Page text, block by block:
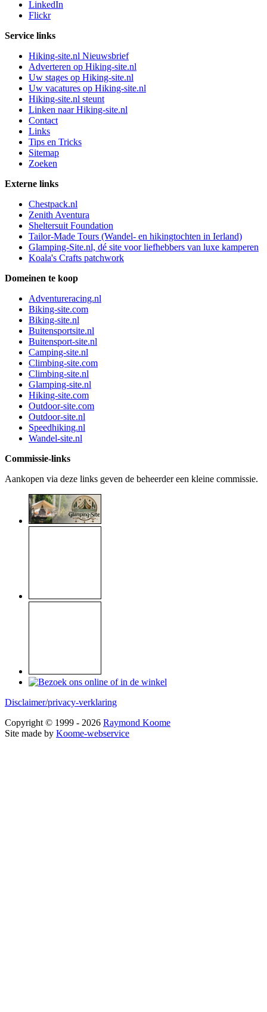
LinkedIn
Flickr
Service links
Hiking-site.nl Nieuwsbrief
Adverteren op Hiking-site.nl
Uw stages op Hiking-site.nl
Uw vacatures op Hiking-site.nl
Hiking-site.nl steunt
Linken naar Hiking-site.nl
Contact
Links
Tips en Tricks
Sitemap
Zoeken
Externe links
Chestpack.nl
Zenith Aventura
Sheltersuit Foundation
Tailor-Made Tours (Wandel- en hikingtochten in Ierland)
Glamping-Site.nl, dé site voor liefhebbers van luxe kamperen
Koala's Crafts patchwork
Domeinen te koop
Adventureracing.nl
Biking-site.com
Biking-site.nl
Buitensportsite.nl
Buitensport-site.nl
Camping-site.nl
Climbing-site.com
Climbing-site.nl
Glamping-site.nl
Hiking-site.com
Outdoor-site.com
Outdoor-site.nl
Speedhiking.nl
Wandel-site.nl
Commissie-links
Aankopen via deze links geven de beheerder een kleine commissie.
Disclaimer/privacy-verklaring
Copyright © 1999 - 2026 Raymond Koome
Site made by Koome-webservice